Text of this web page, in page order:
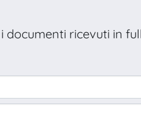
documenti ricevuti in